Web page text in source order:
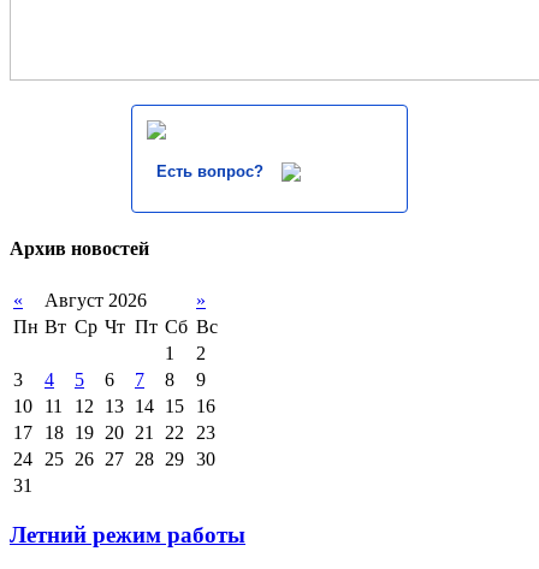
Есть вопрос?
Архив новостей
« Август 2026
»
Пн Вт Ср Чт Пт Сб Вс
1
2
3
4 5 6 7 8
9
10
11 12 13 14 15
16
17
18 19 20 21 22
23
24
25 26 27 28 29 30
31
Летний режим работы